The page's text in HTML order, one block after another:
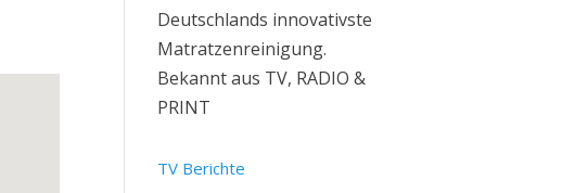
Deutschlands innovativste
Matratzenreinigung.
Bekannt aus TV, RADIO &
PRINT
TV Berichte